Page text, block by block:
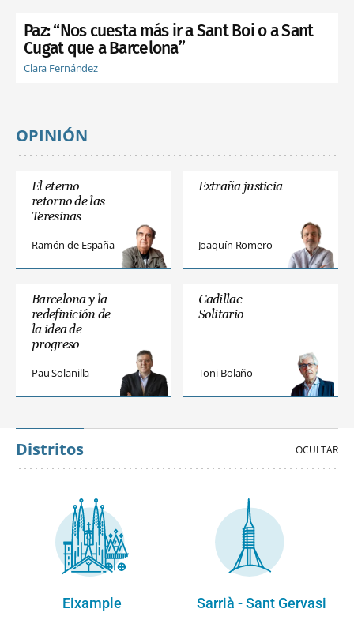
Paz: “Nos cuesta más ir a Sant Boi o a Sant
Cugat que a Barcelona”
Clara Fernández
OPINIÓN
El eterno
retorno de las
Teresinas
Ramón de España
Extraña justicia
Joaquín Romero
Barcelona y la
redefinición de
la idea de
progreso
Pau Solanilla
Cadillac
Solitario
Toni Bolaño
Distritos
Eixample Sarrià - Sant Gervasi